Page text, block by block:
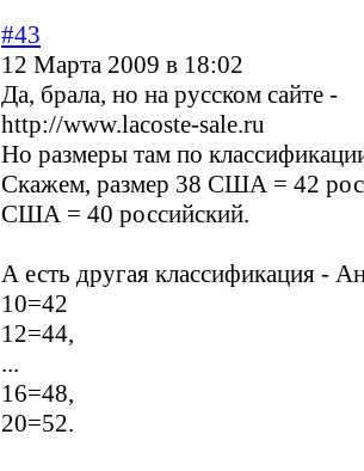
#43
12 Марта 2009 в 18:02
Да, брала, но на русском сайте -
http://www.lacoste-sale.ru
Но размеры там по
Скажем, размер 38 США = 42
США = 40 российский.
А есть другая классификация -
10=42
12=44,
...
16=48,
20=52.